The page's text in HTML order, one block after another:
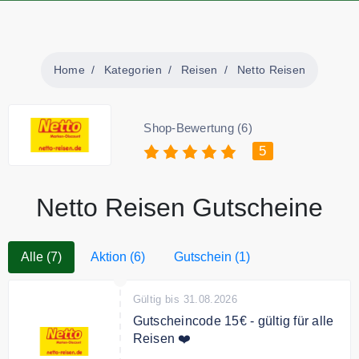
Home Kategorien Reisen Netto Reisen
Shop-Bewertung (6)
5
Netto Reisen Gutscheine
Alle (7) Aktion (6) Gutschein (1)
Gültig bis 31.08.2026
Gutscheincode 15€ - gültig für alle
Reisen ❤️